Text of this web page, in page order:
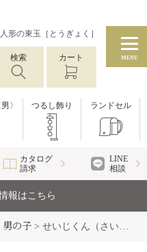
形の東玉［とうぎょく］
検索 カート MENU
〉 つるし飾り ランドセル
カタログ
請求
LINE
相談
報はこちら
の子 >せいじくん（さいたま市）〜このお人形なら、成長を一緒に見守れると感じました